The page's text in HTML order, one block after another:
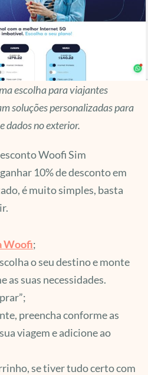
escolha para viajantes
soluções personalizadas para
dados no exterior.
Woofi Sim
ganhar 10% de desconto em
é muito simples, basta
Woofi;
o seu destino e monte
as suas necessidades.
preencha conforme as
viagem e adicione ao
se tiver tudo certo com